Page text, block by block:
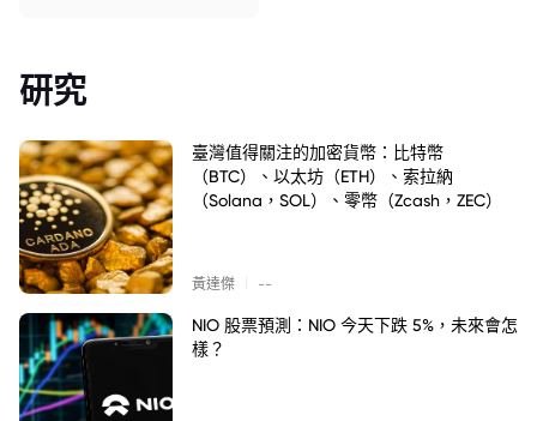
研究
臺灣值得關注的加密貨幣：比特幣
（BTC）、以太坊（ETH）、索拉納
（Solana，SOL）、零幣（Zcash，ZEC）
黃達傑 --
NIO 股票預測：NIO 今天下跌 5%，未來會怎
樣？